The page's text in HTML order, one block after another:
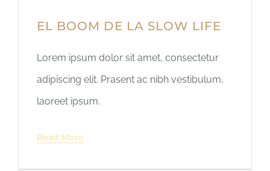
EL BOOM DE LA SLOW LIFE
Lorem ipsum dolor sit amet, consectetur
adipiscing elit. Prasent ac nibh vestibulum,
laoreet ipsum.
Read More